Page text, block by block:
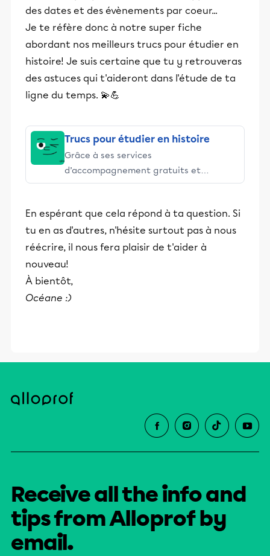
des dates et des évènements par coeur...
Je te réfère donc à notre super fiche
abordant nos meilleurs trucs pour étudier en
histoire! Je suis certaine que tu y retrouveras
des astuces qui t'aideront dans l'étude de ta
ligne du temps. 💫💪
Trucs pour étudier en histoire
Grâce à ses services
d’accompagnement gratuits et
stimulants, Alloprof engage les élèves
éducative.
En espérant que cela répond à ta question. Si
tu en as d'autres, n'hésite surtout pas à nous
réécrire, il nous fera plaisir de t'aider à
nouveau!
À bientôt,
Océane :)
Receive all the info and
tips from Alloprof by
email.